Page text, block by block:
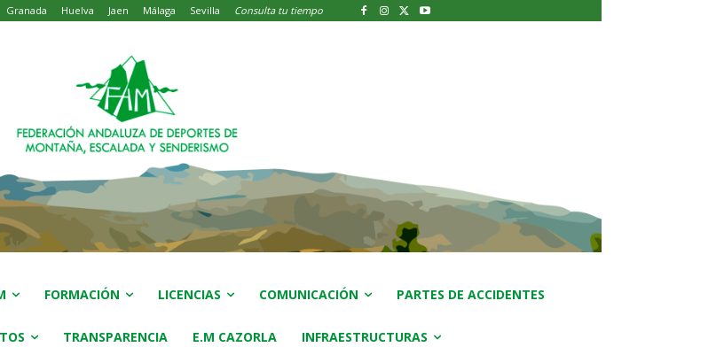
Granada Huelva Jaen Málaga Sevilla Consulta tu tiempo
FORMACIÓN LICENCIAS COMUNICACIÓN PARTES DE ACCIDENTES
TRANSPARENCIA E.M CAZORLA INFRAESTRUCTURAS